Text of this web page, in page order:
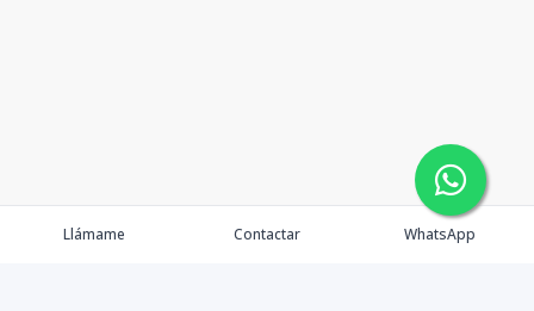
Llámame Contactar WhatsApp